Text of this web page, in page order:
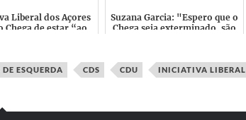
Liberal dos Açores
Chega de estar “ao
Suzana Garcia: "Espero que o
Chega seja exterminado, são
ESQUERDA CDS CDU INICIATIVA LIBERAL